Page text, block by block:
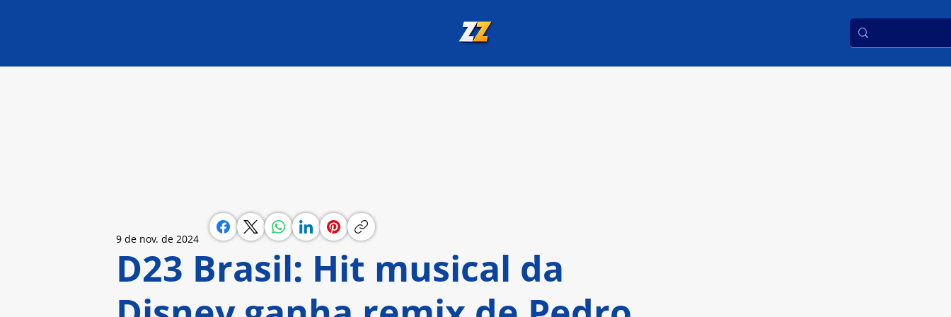
D23 Brasil: Hit musical da
9 de nov. de 2024